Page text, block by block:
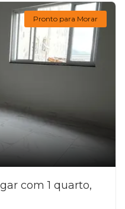
Pronto para Morar
com 1 quarto,